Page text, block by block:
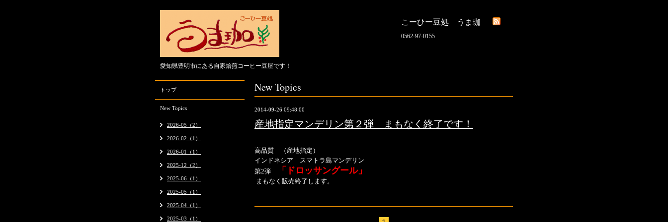
こーひー豆処 うま珈
0562-97-0155
愛知県豊明市にある自家焙煎コーヒー豆屋です！
New Topics
2014-09-26 09:48:00
産地指定マンデリン第２弾 まもなく終了です！
高品質 （産地指定）
インドネシア スマトラ島マンデリン
第2弾
「ドロッサングール」
まもなく販売終了します。
トップ
New Topics
2026-05（2）
2026-02（1）
2026-01（1）
2025-12（2）
2025-06（1）
2025-05（1）
2025-04（1）
2025-03（1）